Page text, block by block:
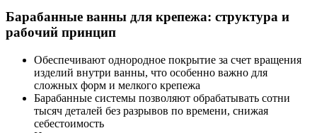
Барабанные ванны для крепежа: структура и
рабочий принцип
Обеспечивают однородное покрытие за счет вращения
изделий внутри ванны, что особенно важно для
сложных форм и мелкого крепежа
Барабанные системы позволяют обрабатывать сотни
тысяч деталей без разрывов по времени, снижая
себестоимость